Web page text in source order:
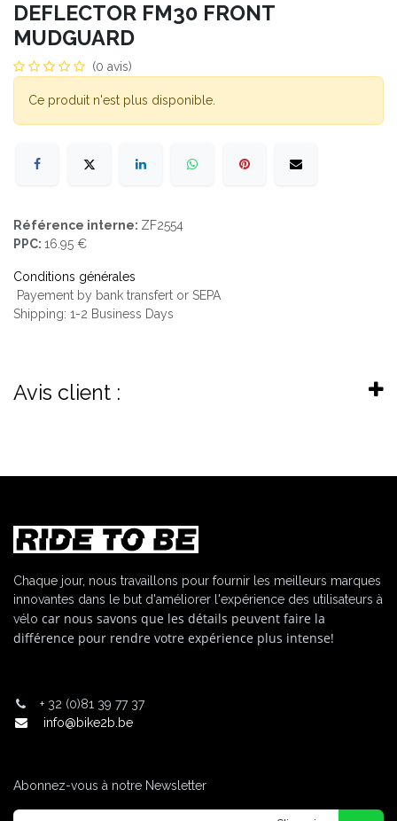
DEFLECTOR FM30 FRONT
MUDGUARD
(0 avis)
Ce produit n'est plus disponible.
Référence interne: ZF2554
PPC: 16.95 €
Conditions générales
Payement by bank transfert or SEPA
Shipping: 1-2 Business Days
Avis client :
Chaque jour, nous travaillons pour fournir les meilleurs marques
innovantes dans le but d'améliorer l'expérience des utilisateurs à
vélo car nous savons que les détails peuvent faire la
différence pour rendre votre expérience plus intense!
+ 32 (0)81 39 77 37
info@bike2b.be
Abonnez-vous à notre Newsletter